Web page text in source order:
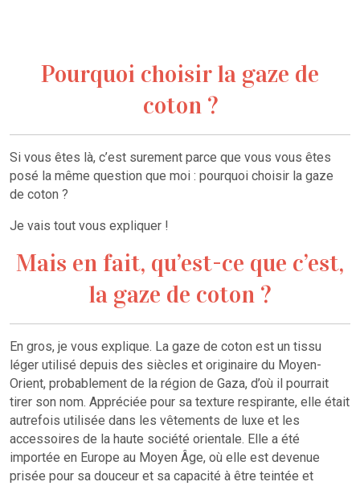
Pourquoi choisir la gaze de
coton ?
Si vous êtes là, c’est surement parce que vous vous êtes
posé la même question que moi : pourquoi choisir la gaze
de coton ?
Je vais tout vous expliquer !
Mais en fait, qu’est-ce que c’est,
la gaze de coton ?
En gros, je vous explique. La gaze de coton est un tissu
léger utilisé depuis des siècles et originaire du Moyen-
Orient, probablement de la région de Gaza, d’où il pourrait
tirer son nom. Appréciée pour sa texture respirante, elle était
autrefois utilisée dans les vêtements de luxe et les
accessoires de la haute société orientale. Elle a été
importée en Europe au Moyen Âge, où elle est devenue
prisée pour sa douceur et sa capacité à être teintée et